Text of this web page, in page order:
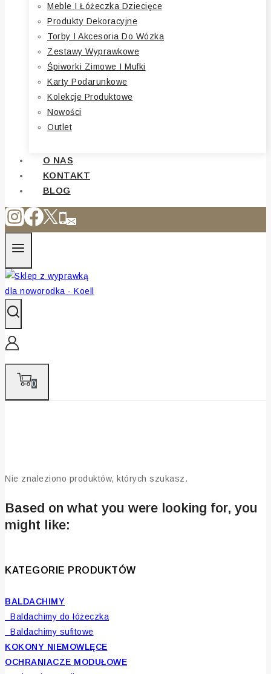
Meble I Łóżeczka Dziecięce
Produkty Dekoracyjne
Torby I Akcesoria Do Wózka
Zestawy Wyprawkowe
Śpiworki Zimowe I Mufki
Karty Podarunkowe
Kolekcje Produktowe
Nowości
Outlet
O NAS
KONTAKT
BLOG
0
Nie znaleziono produktów, których szukasz.
Based on what you were looking for, you
might like:
KATEGORIE PRODUKTÓW
BALDACHIMY
Baldachimy do łóżeczka
Baldachimy sufitowe
KOKONY NIEMOWLĘCE
OCHRANIACZE MODUŁOWE